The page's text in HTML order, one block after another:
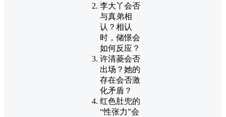
李大丫会否
与真弟相
认？相认
时，储憬会
如何反应？
许清菱会否
出场？她的
存在会否激
化矛盾？
红色肚兜的
“性张力”会